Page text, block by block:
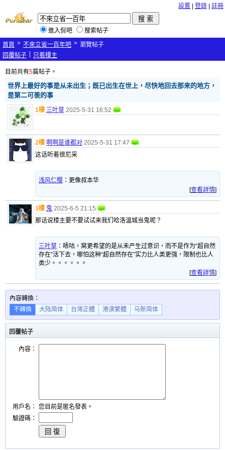
設置 登錄 註冊
進入侃吧
搜索帖子
首頁 > 不來立省一百年吧 > 瀏覽帖子
回覆帖子
只看樓主
目前共有5篇帖子。
世界上最好的事是从未出生；既已出生在世上，尽快地回去那来的地方，
是第二可羡的事
1樓 三叶草 2025-5-31 16:52
2樓 啊啊是谁都对 2025-5-31 17:47
这话听着很尼采
浅风仁樱 ： 更像叔本华
[查看詳情]
3樓 鬼 2025-6-5 21:15
那话说楼主要不要试试来我们哈洛温城当鬼呢？
三叶草 ： 唔咕，窝更希望的是从未产生过意识，而不是作为“超自然
存在”活下去，哪怕这种“超自然存在”实力比人类更强，限制也比人
类少。。。。。。
[查看詳情]
內容轉換：
不轉換
大陆简体 台灣正體 港澳繁體 马新简体
回覆帖子
內容：
用戶名：
您目前是匿名發表。
驗證碼：